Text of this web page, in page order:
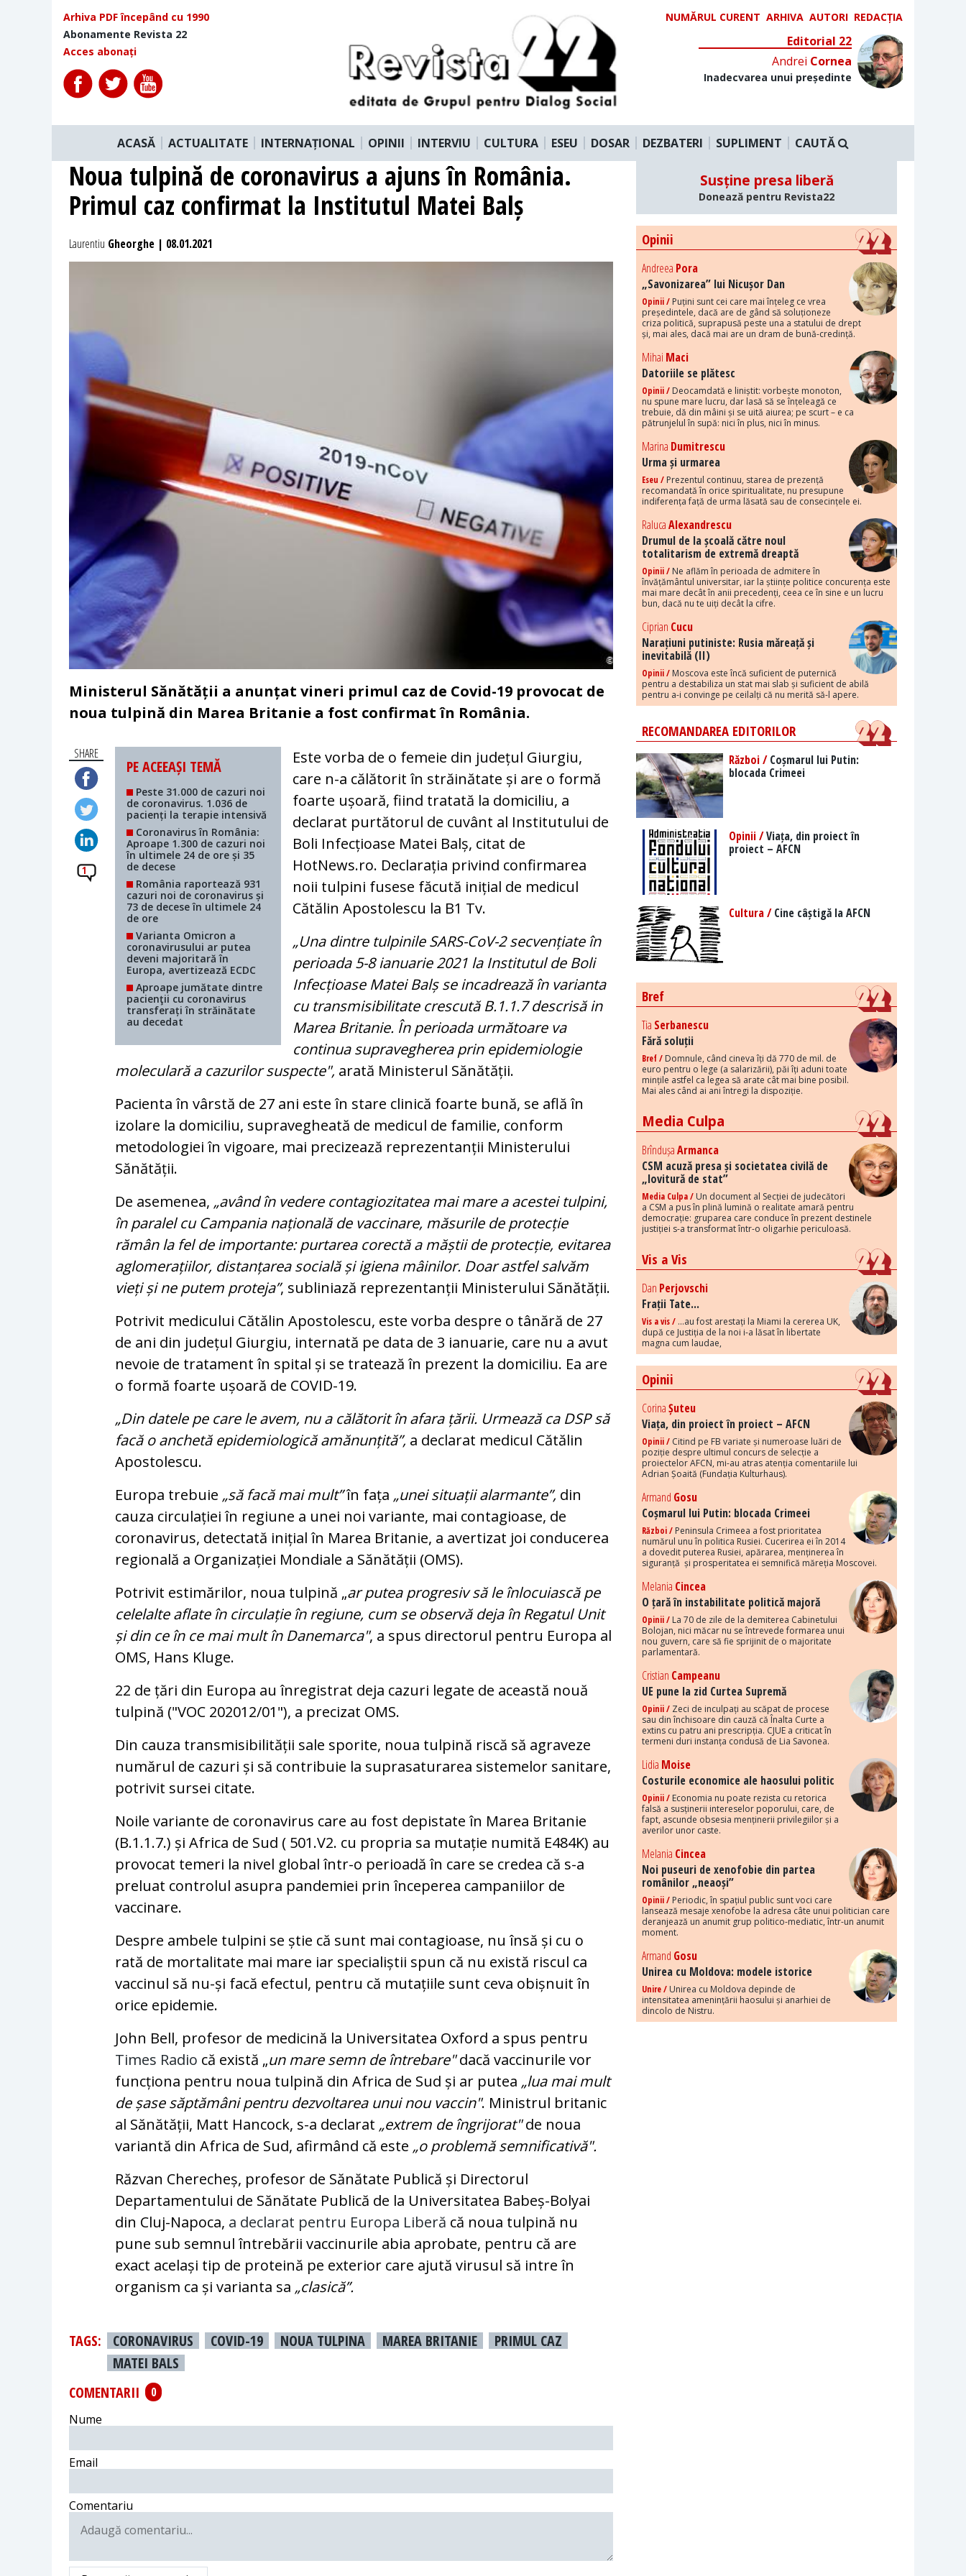
Arhiva PDF începând cu 1990
Abonamente Revista 22
Acces abonați
NUMĂRUL CURENT ARHIVA AUTORI REDACȚIA
Editorial 22
Andrei Cornea
Inadecvarea unui președinte
ACASĂ ACTUALITATE INTERNAȚIONAL OPINII INTERVIU CULTURA ESEU DOSAR DEZBATERI SUPLIMENT CAUTĂ
Noua tulpină de coronavirus a ajuns în România.
Primul caz confirmat la Institutul Matei Balș
Laurentiu Gheorghe | 08.01.2021
Ministerul Sănătății a anunțat vineri primul caz de Covid-19 provocat de
noua tulpină din Marea Britanie a fost confirmat în România.
SHARE
1
PE ACEEAȘI TEMĂ
Peste 31.000 de cazuri noi
de coronavirus. 1.036 de
pacienți la terapie intensivă
Coronavirus în România:
Aproape 1.300 de cazuri noi
în ultimele 24 de ore și 35
de decese
România raportează 931
cazuri noi de coronavirus și
73 de decese în ultimele 24
de ore
Varianta Omicron a
coronavirusului ar putea
deveni majoritară în
Europa, avertizează ECDC
Aproape jumătate dintre
pacienţii cu coronavirus
transferați în străinătate
au decedat
Este vorba de o femeie din județul Giurgiu,
care n-a călătorit în străinătate și are o formă
foarte ușoară, fiind tratată la domiciliu, a
declarat purtătorul de cuvânt al Institutului de
Boli Infecțioase Matei Balș, citat de
HotNews.ro. Declarația privind confirmarea
noii tulpini fusese făcută inițial de medicul
Cătălin Apostolescu la B1 Tv.
„Una dintre tulpinile SARS-CoV-2 secvențiate în
perioada 5-8 ianuarie 2021 la Institutul de Boli
Infecțioase Matei Balș se incadrează în varianta
cu transmisibilitate crescută B.1.1.7 descrisă in
Marea Britanie. În perioada următoare va
continua supravegherea prin epidemiologie
moleculară a cazurilor suspecte", arată Ministerul Sănătății.
Pacienta în vârstă de 27 ani este în stare clinică foarte bună, se află în
izolare la domiciliu, supravegheată de medicul de familie, conform
metodologiei în vigoare, mai precizează reprezentanții Ministerului
Sănătății.
De asemenea, „având în vedere contagiozitatea mai mare a acestei tulpini,
în paralel cu Campania națională de vaccinare, măsurile de protecție
rămân la fel de importante: purtarea corectă a măștii de protecție, evitarea
aglomerațiilor, distanțarea socială și igiena mâinilor. Doar astfel salvăm
vieți și ne putem proteja”, subliniază reprezentanții Ministerului Sănătății.
Potrivit medicului Cătălin Apostolescu, este vorba despre o tânără de 27
de ani din județul Giurgiu, internată pe data de 3 ianuarie, care nu a avut
nevoie de tratament în spital și se tratează în prezent la domiciliu. Ea are
o formă foarte ușoară de COVID-19.
„Din datele pe care le avem, nu a călătorit în afara țării. Urmează ca DSP să
facă o anchetă epidemiologică amănunțită”, a declarat medicul Cătălin
Apostolescu.
Europa trebuie „să facă mai mult”în fața „unei situații alarmante”, din
cauza circulației în regiune a unei noi variante, mai contagioase, de
coronavirus, detectată inițial în Marea Britanie, a avertizat joi conducerea
regională a Organizației Mondiale a Sănătății (OMS).
Potrivit estimărilor, noua tulpină „ar putea progresiv să le înlocuiască pe
celelalte aflate în circulație în regiune, cum se observă deja în Regatul Unit
și din ce în ce mai mult în Danemarca", a spus directorul pentru Europa al
OMS, Hans Kluge.
22 de țări din Europa au înregistrat deja cazuri legate de această nouă
tulpină ("VOC 202012/01"), a precizat OMS.
Din cauza transmisibilității sale sporite, noua tulpină riscă să agraveze
numărul de cazuri și să contribuie la suprasaturarea sistemelor sanitare,
potrivit sursei citate.
Noile variante de coronavirus care au fost depistate în Marea Britanie
(B.1.1.7.) și Africa de Sud ( 501.V2. cu propria sa mutație numită E484K) au
provocat temeri la nivel global într-o perioadă în care se credea că s-a
preluat controlul asupra pandemiei prin începerea campaniilor de
vaccinare.
Despre ambele tulpini se știe că sunt mai contagioase, nu însă și cu o
rată de mortalitate mai mare iar specialiștii spun că nu există riscul ca
vaccinul să nu-și facă efectul, pentru că mutațiile sunt ceva obișnuit în
orice epidemie.
John Bell, profesor de medicină la Universitatea Oxford a spus pentru
Times Radio că există „un mare semn de întrebare"dacă vaccinurile vor
funcționa pentru noua tulpină din Africa de Sud și ar putea „lua mai mult
de șase săptămâni pentru dezvoltarea unui nou vaccin". Ministrul britanic
al Sănătății, Matt Hancock, s-a declarat „extrem de îngrijorat"de noua
variantă din Africa de Sud, afirmând că este „o problemă semnificativă".
Răzvan Cherecheș, profesor de Sănătate Publică și Directorul
Departamentului de Sănătate Publică de la Universitatea Babeș-Bolyai
din Cluj-Napoca, a declarat pentru Europa Liberă că noua tulpină nu
pune sub semnul întrebării vaccinurile abia aprobate, pentru că are
exact același tip de proteină pe exterior care ajută virusul să intre în
organism ca și varianta sa „clasică”.
TAGS: CORONAVIRUS COVID-19 NOUA TULPINA MAREA BRITANIE
PRIMUL CAZ
MATEI BALS
COMENTARII
0
Nume
Email
Comentariu
Susține presa liberă
Donează pentru Revista22
Opinii
Andreea Pora
„Savonizarea” lui Nicușor Dan
Opinii / Puțini sunt cei care mai înțeleg ce vrea
președintele, dacă are de gând să soluționeze
criza politică, suprapusă peste una a statului de drept
și, mai ales, dacă mai are un dram de bună-credință.
Mihai Maci
Datoriile se plătesc
Opinii / Deocamdată e liniștit: vorbește monoton,
nu spune mare lucru, dar lasă să se înțeleagă ce
trebuie, dă din mâini și se uită aiurea; pe scurt – e ca
pătrunjelul în supă: nici în plus, nici în minus.
Marina Dumitrescu
Urma și urmarea
Eseu / Prezentul continuu, starea de prezență
recomandată în orice spiritualitate, nu presupune
indiferența față de urma lăsată sau de consecințele ei.
RalucaAlexandrescu
Drumul de la școală către noul
totalitarism de extremă dreaptă
Opinii / Ne aflăm în perioada de admitere în
învățământul universitar, iar la științe politice concurența este
mai mare decât în anii precedenți, ceea ce în sine e un lucru
bun, dacă nu te uiți decât la cifre.
Ciprian Cucu
Narațiuni putiniste: Rusia măreață și
inevitabilă (II)
Opinii / Moscova este încă suficient de puternică
pentru a destabiliza un stat mai slab și suficient de abilă
pentru a-i convinge pe ceilalți că nu merită să-l apere.
RECOMANDAREA EDITORILOR
Război /Coșmarul lui Putin:
blocada Crimeei
Opinii /Viața, din proiect în
proiect – AFCN
Cultura /Cine câștigă la AFCN
Bref
Tia Serbanescu
Fără soluții
Bref / Domnule, când cineva îți dă 770 de mil. de
euro pentru o lege (a salarizării), păi îți aduni toate
mințile astfel ca legea să arate cât mai bine posibil.
Mai ales când ai ani întregi la dispoziție.
Media Culpa
BrîndușaArmanca
CSM acuză presa și societatea civilă de
„lovitură de stat”
Media Culpa / Un document al Secției de judecători
a CSM a pus în plină lumină o realitate amară pentru
democrație: gruparea care conduce în prezent destinele
justiției s-a transformat într-o oligarhie periculoasă.
Vis a Vis
Dan Perjovschi
Frații Tate...
Vis a vis / ...au fost arestați la Miami la cererea UK,
după ce Justiția de la noi i-a lăsat în libertate
magna cum laudae,
Opinii
CorinaȘuteu
Viața, din proiect în proiect – AFCN
Opinii / Citind pe FB variate și numeroase luări de
poziție despre ultimul concurs de selecție a
proiectelor AFCN, mi-au atras atenția comentariile lui
Adrian Șoaită (Fundația Kulturhaus).
Armand Gosu
Coșmarul lui Putin: blocada Crimeei
Război / Peninsula Crimeea a fost prioritatea
numărul unu în politica Rusiei. Cucerirea ei în 2014
a dovedit puterea Rusiei, apărarea, menținerea în
siguranță și prosperitatea ei semnifică măreția Moscovei.
Melania Cincea
O țară în instabilitate politică majoră
Opinii / La 70 de zile de la demiterea Cabinetului
Bolojan, nici măcar nu se întrevede formarea unui
nou guvern, care să fie sprijinit de o majoritate
parlamentară.
Cristian Campeanu
UE pune la zid Curtea Supremă
Opinii / Zeci de inculpați au scăpat de procese
sau din închisoare din cauză că Înalta Curte a
extins cu patru ani prescripția. CJUE a criticat în
termeni duri instanța condusă de Lia Savonea.
Lidia Moise
Costurile economice ale haosului politic
Opinii / Economia nu poate rezista cu retorica
falsă a susținerii intereselor poporului, care, de
fapt, ascunde obsesia menținerii privilegiilor și a
averilor unor caste.
Melania Cincea
Noi puseuri de xenofobie din partea
românilor „neaoși”
Opinii / Periodic, în spațiul public sunt voci care
lansează mesaje xenofobe la adresa câte unui politician care
deranjează un anumit grup politico-mediatic, într-un anumit
moment.
Armand Gosu
Unirea cu Moldova: modele istorice
Unire / Unirea cu Moldova depinde de
intensitatea amenințării haosului și anarhiei de
dincolo de Nistru.